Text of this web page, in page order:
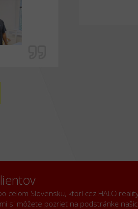
celom Slovensku, ktorí cez HALO
si môžete pozrieť na podstránke